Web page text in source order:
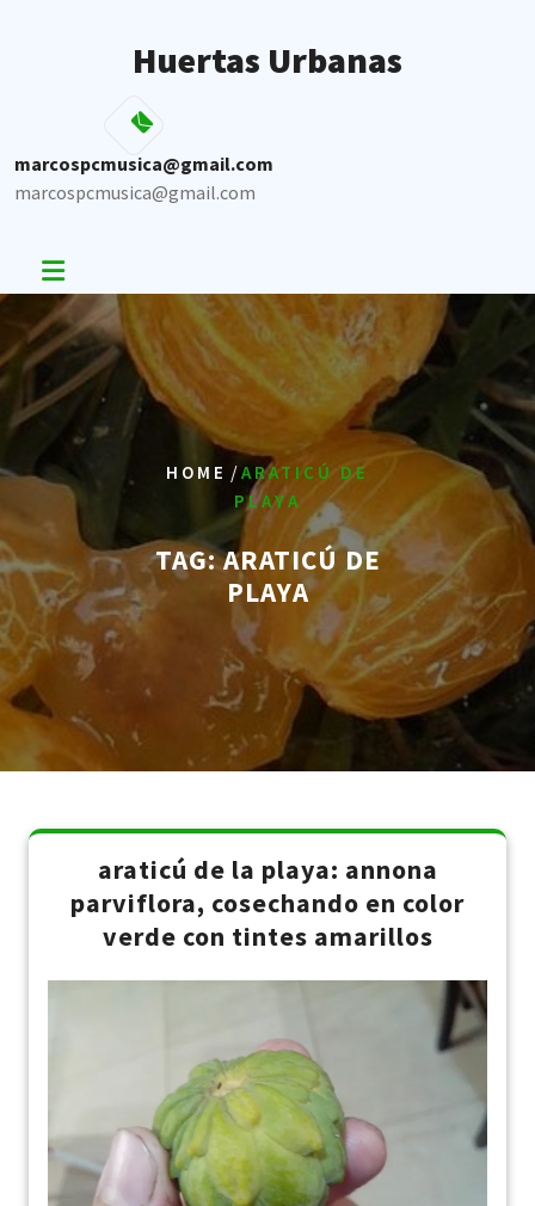
Huertas Urbanas
marcospcmusica@gmail.com
marcospcmusica@gmail.com
HOME /ARATICÚ DE
PLAYA
TAG:ARATICÚ DE
PLAYA
araticú de la playa: annona
parviflora, cosechando en color
verde con tintes amarillos